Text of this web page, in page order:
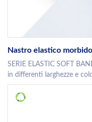
Nastro elastico
SERIE ELASTIC SOFT
in differenti larghezze e